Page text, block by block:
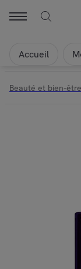
Accueil
Beauté et bien-être